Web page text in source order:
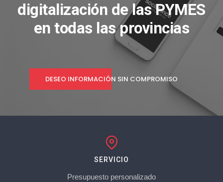
digitalización de las PYMES
en todas las provincias
DESEO INFORMACIÓN SIN COMPROMISO
SERVICIO
Presupuesto personalizado